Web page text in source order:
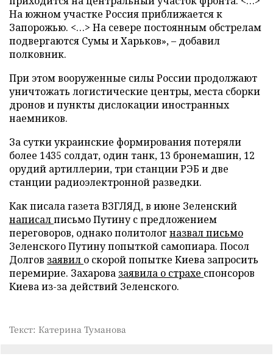
На южном участке Россия приближается к
Запорожью. <…> На севере постоянным обстрелам
подвергаются Сумы и Харьков», – добавил
полковник.
При этом вооруженные силы России продолжают
уничтожать логистические центры, места сборки
дронов и пункты дислокации иностранных
наемников.
За сутки украинские формирования потеряли
более 1435 солдат, один танк, 13 бронемашин, 12
орудий артиллерии, три станции РЭБ и две
станции радиоэлектронной разведки.
Как писала газета ВЗГЛЯД, в июне Зеленский
написалписьмо Путину с предложением
переговоров, однако политолог назвал письмо
Зеленского Путину попыткой самопиара. Посол
Долгов заявил о скорой попытке Киева запросить
перемирие. Захарова заявила о страхе спонсоров
Киева из-за действий Зеленского.
Текст: Катерина Туманова